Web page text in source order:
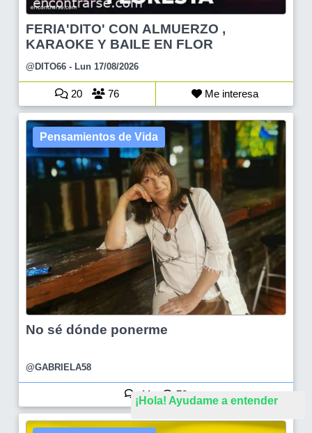
¡Hola! Ayudame a entender
FERIA'DITO' CON ALMUERZO ,
KARAOKE Y BAILE EN FLOR
@DITO66 - Lun 17/08/2026
20 76 Me interesa
Pensamientos de Vida
No sé dónde ponerme
@GABRIELA58
11 78